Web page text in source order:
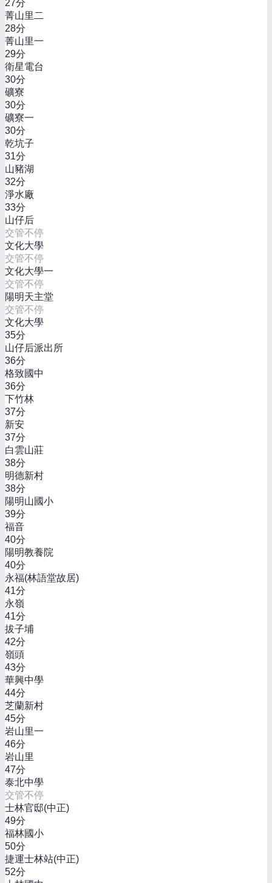
27分
菁山里二
28分
菁山里一
29分
衛星電台
30分
礦寮
30分
礦寮一
30分
乾坑子
31分
山豬湖
32分
淨水廠
33分
山仔后
交管不停
文化大學
交管不停
文化大學一
交管不停
陽明天主堂
交管不停
文化大學
35分
山仔后派出所
36分
格致國中
36分
下竹林
37分
新安
37分
白雲山莊
38分
明德新村
38分
陽明山國小
39分
福音
40分
陽明教養院
40分
永福(林語堂故居)
41分
永嶺
41分
拔子埔
42分
嶺頭
43分
華興中學
44分
芝蘭新村
45分
岩山里一
46分
岩山里
47分
泰北中學
交管不停
士林官邸(中正)
49分
福林國小
50分
捷運士林站(中正)
52分